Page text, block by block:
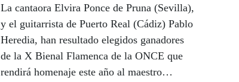
La cantaora Elvira Ponce de Pruna (Sevilla),
y el guitarrista de Puerto Real (Cádiz) Pablo
Heredia, han resultado elegidos ganadores
de la X Bienal Flamenca de la ONCE que
rendirá homenaje este año al maestro